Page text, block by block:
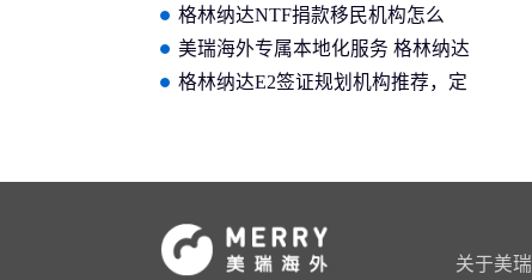
性价比的机构推荐一览
格林纳达NTF捐款移民机构怎么
选，收费透明靠谱的看这里
美瑞海外专属本地化服务 格林纳达
移民申请全程省心无忧
格林纳达E2签证规划机构推荐，定
关于美瑞